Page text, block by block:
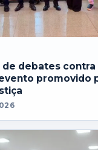
debates contra
promovido